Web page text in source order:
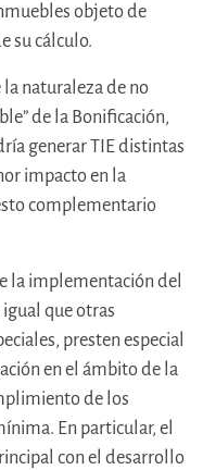
objeto de
su cálculo.
la naturaleza de no
de la Bonificación,
generar TIE distintas
impacto en la
complementario
la implementación del
igual que otras
presten especial
en el ámbito de la
de los
En particular, el
con el desarrollo